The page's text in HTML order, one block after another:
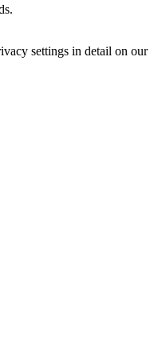
settings in detail on our